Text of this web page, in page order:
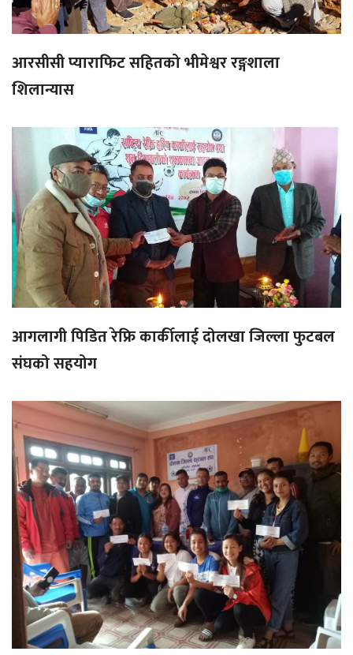
आरसीसी प्याराफिट सहितको भीमेश्वर रङ्गशाला
शिलान्यास
आगलागी पिडित रेफ्रि कार्कीलाई दोलखा जिल्ला फुटबल
संघको सहयोग